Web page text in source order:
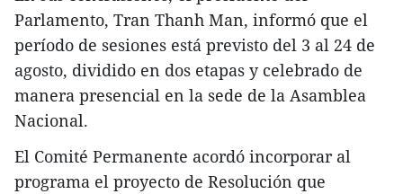
Parlamento, Tran Thanh Man, informó que el
período de sesiones está previsto del 3 al 24 de
agosto, dividido en dos etapas y celebrado de
manera presencial en la sede de la Asamblea
Nacional.
El Comité Permanente acordó incorporar al
programa el proyecto de Resolución que